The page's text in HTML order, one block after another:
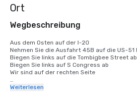
Ort
Wegbeschreibung
Aus dem Osten auf der I-20
Nehmen Sie die Ausfahrt 45B auf die US-51
Biegen Sie links auf die Tombigbee Street ab
Biegen Sie links auf S Congress ab
Wir sind auf der rechten Seite
Aus dem Westen auf der I-20
Weiterlesen